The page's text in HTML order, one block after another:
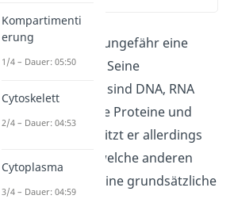
Der Nucleolus hat ungefähr eine
Größe von 2-5
. Seine
Hauptbestandteile sind DNA, RNA
und verschiedenste Proteine und
Enzyme. Dabei besitzt er allerdings
, welche anderen
Zellbestandteilen eine grundsätzliche
Kompartimenti
erung
1/4 – Dauer: 05:50
Cytoskelett
2/4 – Dauer: 04:53
Cytoplasma
3/4 – Dauer: 04:59